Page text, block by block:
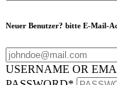
Neuer Benutzer? bitte E-Mail-
USERNAME OR